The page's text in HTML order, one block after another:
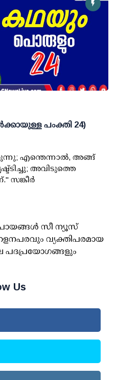
പംക്തി 24)
എന്തെന്നാൽ, അങ്ങ്
അവിടുത്തെ
സങ്കീർ
സീ ന്യൂസ്
വ്യക്തിപരമായ
പദപ്രയോഗങ്ങളും
Us